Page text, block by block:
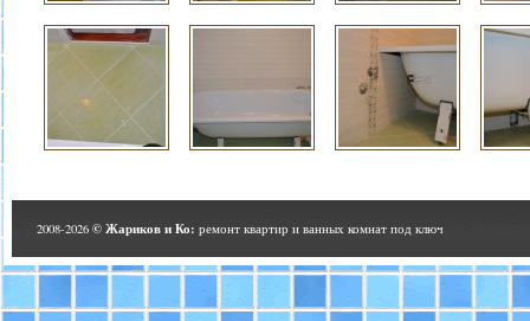
2008-2026© Жариков и Ко: ремонт квартир и ванных комнат под ключ